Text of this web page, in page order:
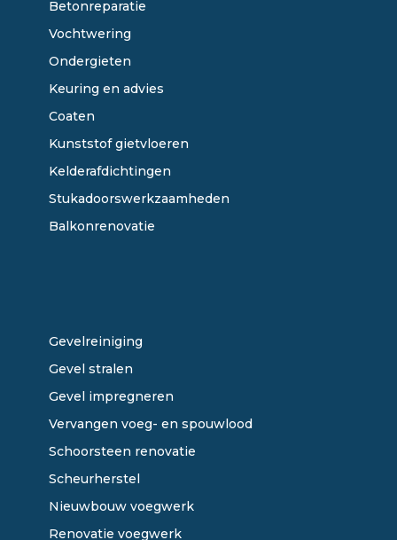
Betonreparatie
Vochtwering
Ondergieten
Keuring en advies
Coaten
Kunststof gietvloeren
Kelderafdichtingen
Stukadoorswerkzaamheden
Balkonrenovatie
Gevelreiniging
Gevel stralen
Gevel impregneren
Vervangen voeg- en spouwlood
Schoorsteen renovatie
Scheurherstel
Nieuwbouw voegwerk
Renovatie voegwerk